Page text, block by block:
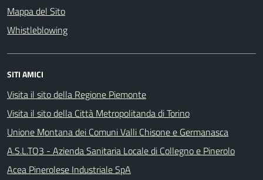
Mappa del Sito
Whistleblowing
SITI AMICI
Visita il sito della Regione Piemonte
Visita il sito della Città Metropolitanda di Torino
Unione Montana dei Comuni Valli Chisone e Germanasca
A.S.L.TO3 - Azienda Sanitaria Locale di Collegno e Pinerolo
Acea Pinerolese Industriale SpA